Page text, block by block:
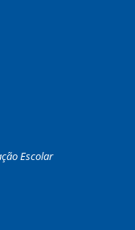
Escolar